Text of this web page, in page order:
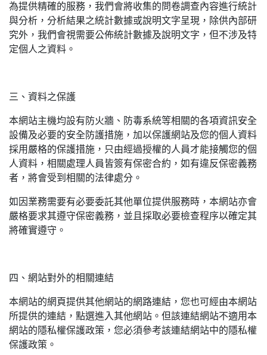
為提供精確的服務，我們會將收集的問卷調查內容進行統計
與分析，分析結果之統計數據或說明文字呈現，除供內部研
究外，我們會視需要公佈統計數據及說明文字，但不涉及特
定個人之資料。
三、資料之保護
本網站主機均設有防火牆、防毒系統等相關的各項資訊安全
設備及必要的安全防護措施，加以保護網站及您的個人資料
採用嚴格的保護措施，只由經過授權的人員才能接觸您的個
人資料，相關處理人員皆簽有保密合約，如有違反保密義務
者，將會受到相關的法律處分。
如因業務需要有必要委託其他單位提供服務時，本網站亦會
嚴格要求其遵守保密義務，並且採取必要檢查程序以確定其
將確實遵守。
四、網站對外的相關連結
本網站的網頁提供其他網站的網路連結，您也可經由本網站
所提供的連結，點選進入其他網站。但該連結網站不適用本
網站的隱私權保護政策，您必須參考該連結網站中的隱私權
保護政策。